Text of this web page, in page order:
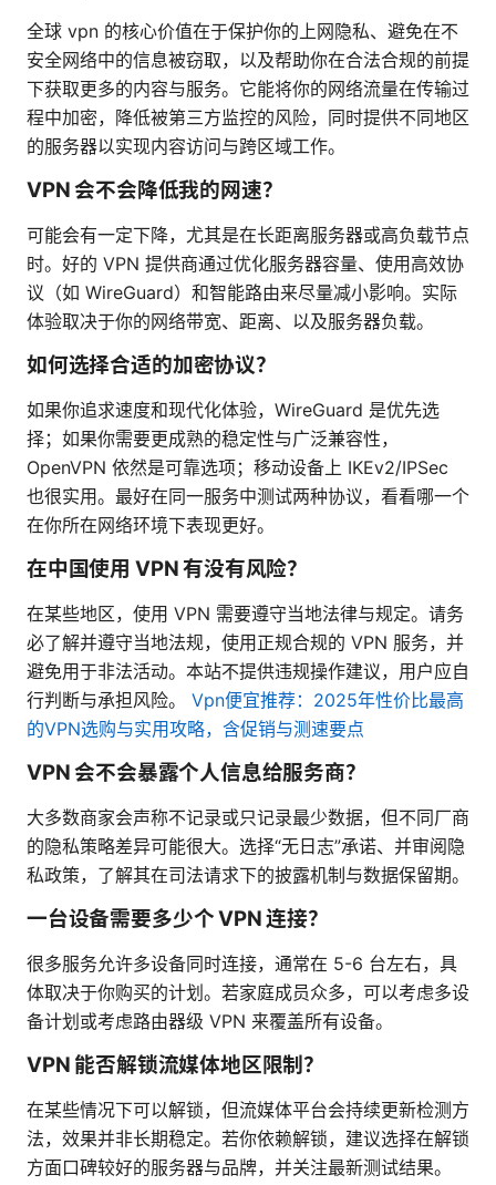
全球 vpn 的核心价值在于保护你的上网隐私、避免在不
安全网络中的信息被窃取，以及帮助你在合法合规的前提
下获取更多的内容与服务。它能将你的网络流量在传输过
程中加密，降低被第三方监控的风险，同时提供不同地区
的服务器以实现内容访问与跨区域工作。
VPN 会不会降低我的网速？
可能会有一定下降，尤其是在长距离服务器或高负载节点
时。好的 VPN 提供商通过优化服务器容量、使用高效协
议（如 WireGuard）和智能路由来尽量减小影响。实际
体验取决于你的网络带宽、距离、以及服务器负载。
如何选择合适的加密协议？
如果你追求速度和现代化体验，WireGuard 是优先选
择；如果你需要更成熟的稳定性与广泛兼容性，
OpenVPN 依然是可靠选项；移动设备上 IKEv2/IPSec
也很实用。最好在同一服务中测试两种协议，看看哪一个
在你所在网络环境下表现更好。
在中国使用 VPN 有没有风险？
在某些地区，使用 VPN 需要遵守当地法律与规定。请务
必了解并遵守当地法规，使用正规合规的 VPN 服务，并
避免用于非法活动。本站不提供违规操作建议，用户应自
行判断与承担风险。 Vpn便宜推荐：2025年性价比最高
的VPN选购与实用攻略，含促销与测速要点
VPN 会不会暴露个人信息给服务商？
大多数商家会声称不记录或只记录最少数据，但不同厂商
的隐私策略差异可能很大。选择“无日志”承诺、并审阅隐
私政策，了解其在司法请求下的披露机制与数据保留期。
一台设备需要多少个 VPN 连接？
很多服务允许多设备同时连接，通常在 5-6 台左右，具
体取决于你购买的计划。若家庭成员众多，可以考虑多设
备计划或考虑路由器级 VPN 来覆盖所有设备。
VPN 能否解锁流媒体地区限制？
在某些情况下可以解锁，但流媒体平台会持续更新检测方
法，效果并非长期稳定。若你依赖解锁，建议选择在解锁
方面口碑较好的服务器与品牌，并关注最新测试结果。